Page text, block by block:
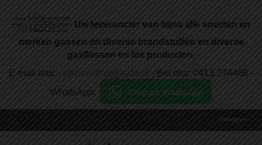
Uw leverancier van bijna alle soorten en
merken gassen en diverse brandstoffen en diverse
gasflessen en las producten.
E-mail ons: verkoop@megagas.nl - Bel ons: 0413 274486 -
WhatsApp:
Inloggen